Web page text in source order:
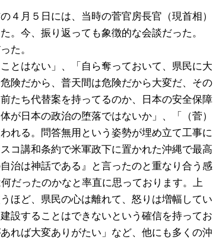
月５日には、当時の菅官房長官（現首相）
。今、振り返っても象徴的な会談だった。
た。
とはない」、「自ら奪っておいて、県民に大
険だから、普天間は危険だから大変だ、その
たち代替案を持ってるのか、日本の安全保障
が日本の政治の堕落ではないか」、「（菅）
れる。問答無用という姿勢が埋め立て工事に
コ講和条約で米軍政下に置かれた沖縄で最高
治は神話である』と言ったのと重なり合う感
だったのかなと率直に思っております。上
ほど、県民の心は離れて、怒りは増幅してい
設することはできないという確信を持ってお
れば大変ありがたい」など、他にも多くの沖